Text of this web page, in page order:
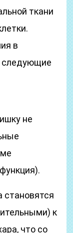
ткани
в
следующие
не
становятся
к
что со